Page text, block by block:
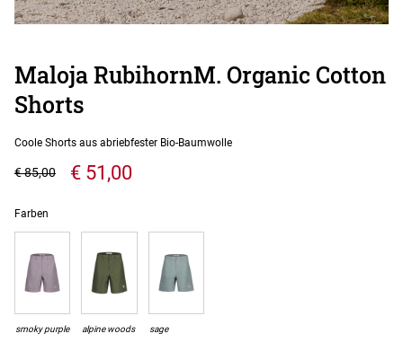
Maloja RubihornM. Organic Cotton
Shorts
Coole Shorts aus abriebfester Bio-Baumwolle
€ 51,00
€ 85,00
Farben
smoky purple alpine woods sage